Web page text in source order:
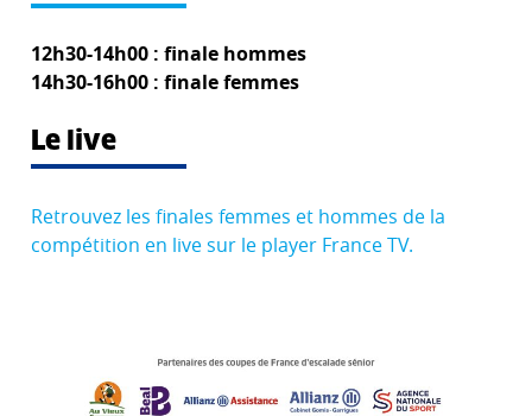
12h30-14h00 : finale hommes
14h30-16h00 : finale femmes
Le live
Retrouvez les finales femmes et hommes de la
compétition en live sur le player France TV.